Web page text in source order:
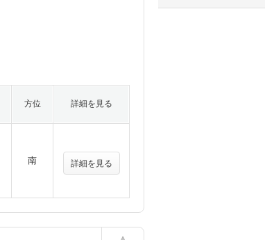
方位 詳細を見る
南 詳細を見る